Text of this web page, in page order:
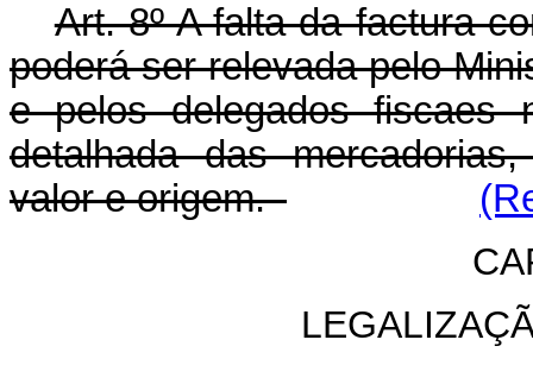
Art. 8º A falta da factura
poderá ser relevada pelo
e pelos delegados fiscaes
detalhada das
valor e origem.